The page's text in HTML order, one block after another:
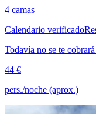
4 camas
Calendario verificado
Todavía no se te cobrará
44 €
pers./noche (aprox.)